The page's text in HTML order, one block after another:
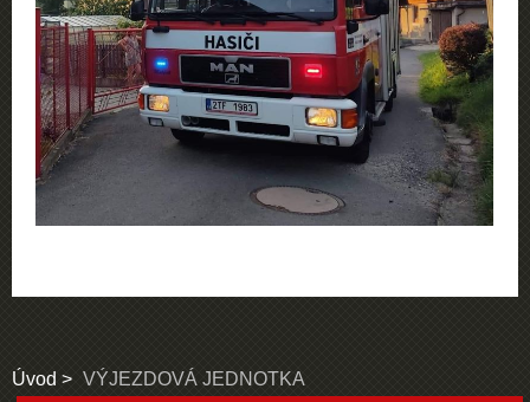
Úvod VÝJEZDOVÁ JEDNOTKA